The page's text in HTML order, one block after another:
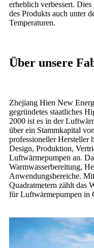
erheblich verbessert.
des Produkts auch unter
Temperaturen.
Über unsere
Zhejiang Hien New
gegründetes staatliches
2000 ist es in der
über ein Stammkapital
professioneller Hersteller
Design, Produktion,
Luftwärmepumpen an.
Warmwasserbereitung,
Anwendungsbereiche.
Quadratmetern zählt das
für Luftwärmepumpen in